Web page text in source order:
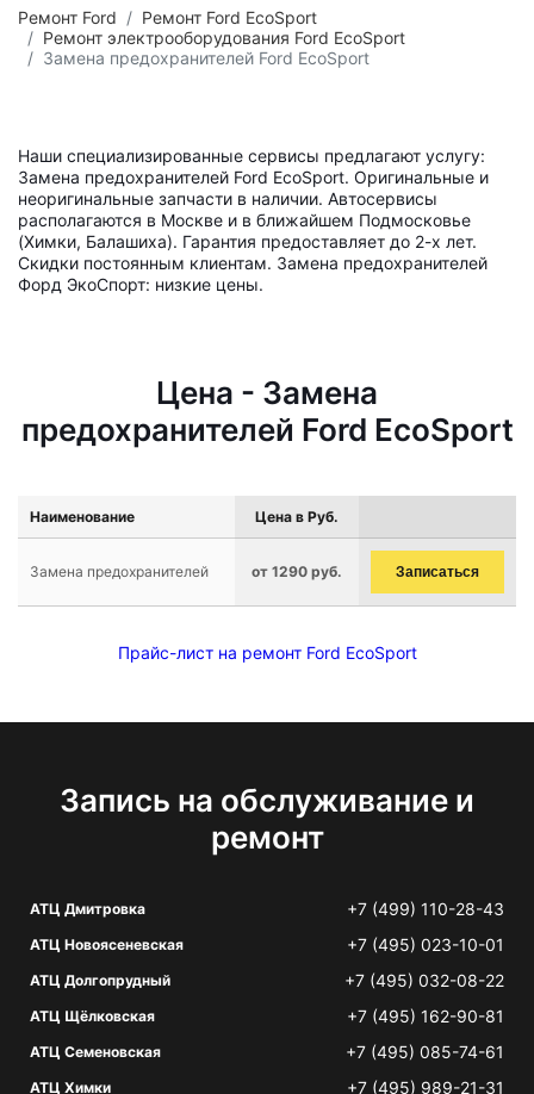
Ремонт Ford
Ремонт Ford EcoSport
Ремонт электрооборудования Ford EcoSport
Замена предохранителей Ford EcoSport
Наши специализированные сервисы предлагают услугу:
Замена предохранителей Ford EcoSport. Оригинальные и
неоригинальные запчасти в наличии. Автосервисы
располагаются в Москве и в ближайшем Подмосковье
(Химки, Балашиха). Гарантия предоставляет до 2-х лет.
Скидки постоянным клиентам. Замена предохранителей
Форд ЭкоСпорт: низкие цены.
Цена - Замена
предохранителей Ford EcoSport
Наименование Цена в Руб.
Замена предохранителей от 1290 руб. Записаться
Прайс-лист на ремонт Ford EcoSport
Запись на обслуживание и
ремонт
АТЦ Дмитровка +7 (499) 110-28-43
АТЦ Новоясеневская +7 (495) 023-10-01
АТЦ Долгопрудный +7 (495) 032-08-22
АТЦ Щёлковская +7 (495) 162-90-81
АТЦ Семеновская +7 (495) 085-74-61
АТЦ Химки +7 (495) 989-21-31